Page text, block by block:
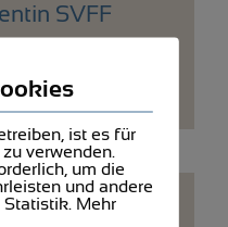
SVFF
90 31
Gruppe
ist es für
verwenden.
um die
und andere
Mehr